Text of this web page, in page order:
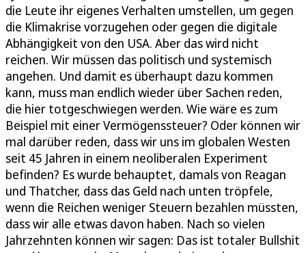
die Leute ihr eigenes Verhalten umstellen, um gegen
die Klimakrise vorzugehen oder gegen die digitale
Abhängigkeit von den USA. Aber das wird nicht
reichen. Wir müssen das politisch und systemisch
angehen. Und damit es überhaupt dazu kommen
kann, muss man endlich wieder über Sachen reden,
die hier totgeschwiegen werden. Wie wäre es zum
Beispiel mit einer Vermögenssteuer? Oder können wir
mal darüber reden, dass wir uns im globalen Westen
seit 45 Jahren in einem neoliberalen Experiment
befinden? Es wurde behauptet, damals von Reagan
und Thatcher, dass das Geld nach unten tröpfele,
wenn die Reichen weniger Steuern bezahlen müssten,
dass wir alle etwas davon haben. Nach so vielen
Jahrzehnten können wir sagen: Das ist totaler Bullshit